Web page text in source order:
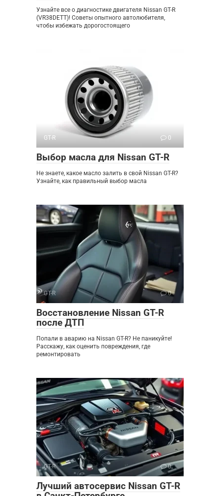
Узнайте все о диагностике двигателя Nissan GT-R
(VR38DETT)! Советы опытного автолюбителя,
чтобы избежать дорогостоящего
GT-R 0
Выбор масла для Nissan GT-R
Не знаете, какое масло залить в свой Nissan GT-R?
Узнайте, как правильный выбор масла
GT-R 0
Восстановление Nissan GT-R
после ДТП
Попали в аварию на Nissan GT-R? Не паникуйте!
Расскажу, как оценить повреждения, где
ремонтировать
GT-R 0
Лучший автосервис Nissan GT-R